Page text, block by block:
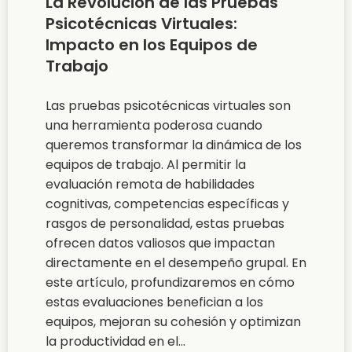
Psicotécnicas Virtuales:
Impacto en los Equipos de
Trabajo
Las pruebas psicotécnicas virtuales son
una herramienta poderosa cuando
queremos transformar la dinámica de los
equipos de trabajo. Al permitir la
evaluación remota de habilidades
cognitivas, competencias específicas y
rasgos de personalidad, estas pruebas
ofrecen datos valiosos que impactan
directamente en el desempeño grupal. En
este artículo, profundizaremos en cómo
estas evaluaciones benefician a los
equipos, mejoran su cohesión y optimizan
la productividad en el...